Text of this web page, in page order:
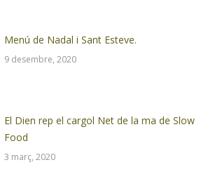
Menú de Nadal i Sant Esteve.
9 desembre, 2020
El Dien rep el cargol Net de la ma de Slow
Food
3 març, 2020